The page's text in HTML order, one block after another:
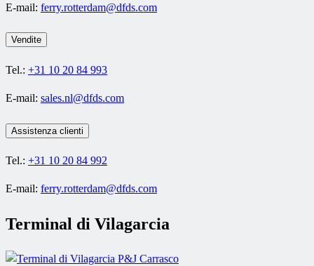
E-mail: ferry.rotterdam@dfds.com
Vendite
Tel.: +31 10 20 84 993
E-mail: sales.nl@dfds.com
Assistenza clienti
Tel.: +31 10 20 84 992
E-mail: ferry.rotterdam@dfds.com
Terminal di Vilagarcia